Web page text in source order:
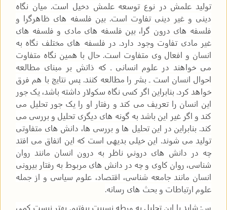
تولید علمش در نوع توسعه علمش دخیل است. میان نگاه
دینی و غیر دینی تفاوت است. بین فلسفه های ظاهرگرا و
فلسفه های درون گرا، بین فلسفه های مادی و فلسفه های
غیر مادی تفاوت وجود دارد. در فلسفه های مختلف نگاه به
انسان و افعال وی متفاوت است. حال با همین نگاه متفاوت
می خواهند در علوم انسانی ـ که ذاتش بر مبنای مطالعه
احوال انسان است ـ بشر را مطالعه کنند. پس نتایج با هم فرق
خواهد کرد. بنابراین اگر کسی نگاه سکولار داشته باشد، یک جور
این انسان را تعریف می کند و رفتار او را یک جور تحلیل می
کند و اگر غیر این باشد به گونه های دیگری تحلیل و بررسی می
کند. بنابراین در این تحلیل ها و بررسی ها، دانش های متفاوتی
تولید می شوند. این خیلی بدیهی است که این اتفاق می افتد
چه در دانش های درونیِ ناظر به درون انسان مانند روان
شناسی، روان کاوی و چه در دانش های مربوط به رفتار بیرونی
انسان مانند جامعه شناسی، اقتصاد، علوم سیاسی و از جمله
علوم ارتباطات و بحث های رسانه.
س: شاید با این تحلیل به ورطه نسبیت بیفتیم. بهتر نیست کمی